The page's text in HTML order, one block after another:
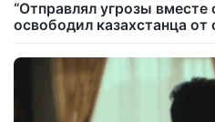
“Отправлял угрозы вместе
освободил казахстанца от